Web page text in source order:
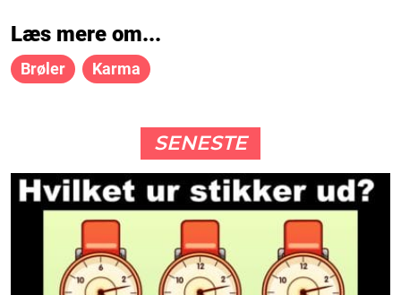
Læs mere om...
Brøler Karma
SENESTE